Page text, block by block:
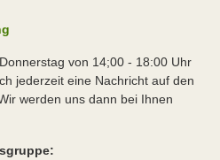
von 14;00 - 18:00 Uhr
jederzeit eine Nachricht auf den
werden uns dann bei Ihnen